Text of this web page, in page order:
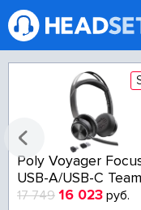
Poly Voyager
USB-A/USB-C
17 749 16 023 руб.